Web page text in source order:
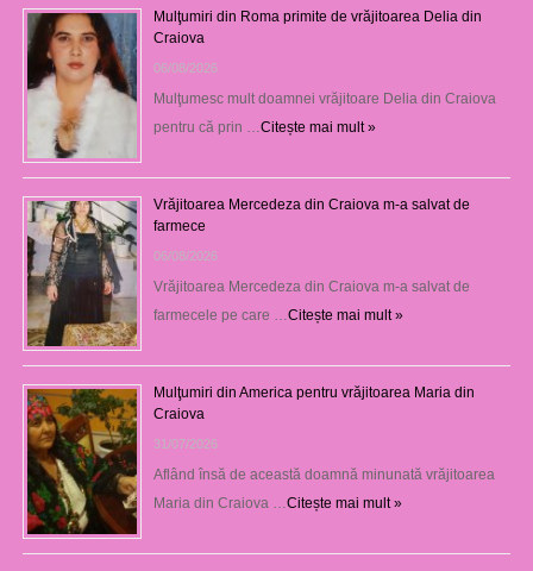
Mulţumiri din Roma primite de vrăjitoarea Delia din
Craiova
06/08/2026
Mulţumesc mult doamnei vrăjitoare Delia din Craiova
pentru că prin …Citește mai mult »
Vrăjitoarea Mercedeza din Craiova m-a salvat de
farmece
06/08/2026
Vrăjitoarea Mercedeza din Craiova m-a salvat de
farmecele pe care …Citește mai mult »
Mulţumiri din America pentru vrăjitoarea Maria din
Craiova
31/07/2026
Aflând însă de această doamnă minunată vrăjitoarea
Maria din Craiova …Citește mai mult »